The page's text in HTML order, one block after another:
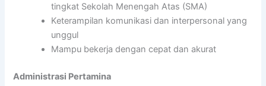
tingkat Sekolah Menengah Atas (SMA)
Keterampilan komunikasi dan interpersonal yang
unggul
Mampu bekerja dengan cepat dan akurat
Administrasi Pertamina